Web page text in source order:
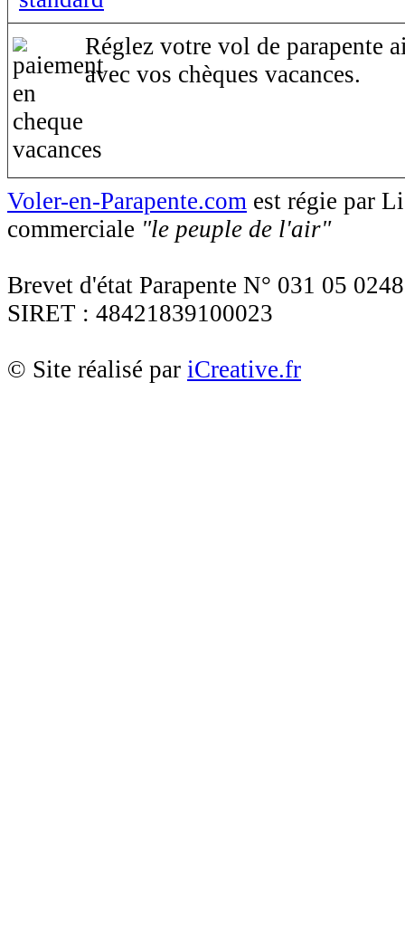
Réglez votre vol de parapente
avec vos chèques vacances.
Voler-en-Parapente.com est régie par
commerciale "le peuple de l'air"
Brevet d'état Parapente N° 031 05 0248
SIRET : 48421839100023
© Site réalisé par iCreative.fr